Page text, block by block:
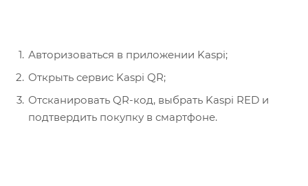
Авторизоваться в приложении Kaspi;
Открыть сервис Kaspi QR;
Отсканировать QR-код, выбрать Kaspi RED и
подтвердить покупку в смартфоне.